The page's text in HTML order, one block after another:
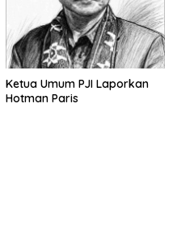
Ketua Umum PJI Laporkan
Hotman Paris